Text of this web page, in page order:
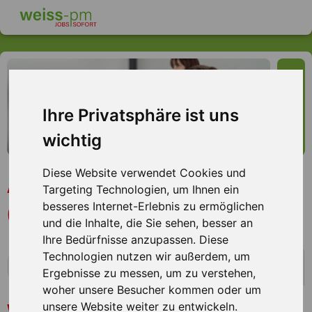
Ihre Privatsphäre ist uns
wichtig
Diese Website verwendet Cookies und
Targeting Technologien, um Ihnen ein
besseres Internet-Erlebnis zu ermöglichen
und die Inhalte, die Sie sehen, besser an
Ihre Bedürfnisse anzupassen. Diese
Technologien nutzen wir außerdem, um
Ergebnisse zu messen, um zu verstehen,
woher unsere Besucher kommen oder um
unsere Website weiter zu entwickeln.
Auftragssachbearbeiter
(w/m/d), Würzburg
mehr Infos zum Arbeitsplatz
Sie sind neugierig, engagiert und bringen eine Prise